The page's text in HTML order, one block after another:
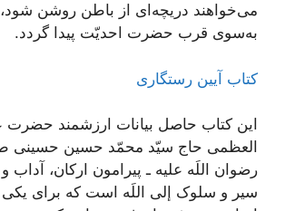
می‌‏خواهند دريچه‌‏اى از باطن روشن
به‌سوى قرب حضرت احديّت پيدا گردد.
کتاب آیین رستگاری
این کتاب حاصل بیانات ارزشمند حضرت
العظمی حاج سیّد محمّد حسین حسینی
رضوان اللَه علیه ـ پیرامون ارکان، آداب
سیر و سلوک إلی اللَه است که برای یکی